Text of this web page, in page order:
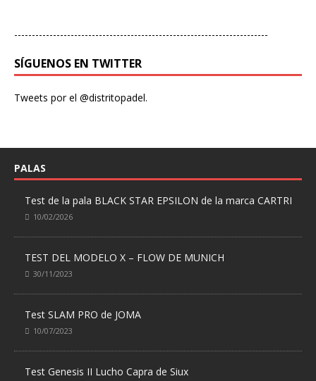
------------------------------------------------------------------------
SÍGUENOS EN TWITTER
Tweets por el @distritopadel.
PALAS
Test de la pala BLACK STAR EPSILON de la marca CARTRI
10/02/2026
TEST DEL MODELO X – FLOW DE MUNICH
30/11/2023
Test SLAM PRO de JOMA
10/07/2023
Test Genesis II Lucho Capra de Siux